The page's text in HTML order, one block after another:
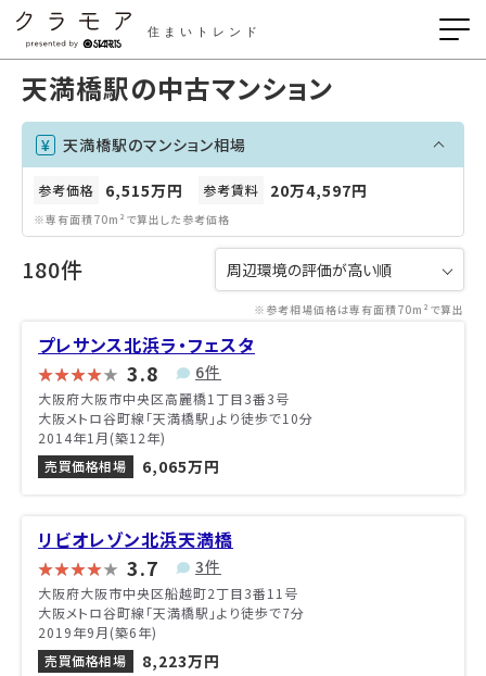
住まいトレンド
天満橋駅の中古マンション
天満橋駅のマンション相場
参考価格 6,515万円 参考賃料 20万4,597円
※専有面積70m²で算出した参考価格
180件
※参考相場価格は専有面積70m²で算出
プレサンス北浜ラ・フェスタ
3.8 6件
大阪府大阪市中央区高麗橋1丁目3番3号
大阪メトロ谷町線「天満橋駅」より徒歩で10分
2014年1月(築12年)
売買価格相場
6,065万円
リビオレゾン北浜天満橋
3.7 3件
大阪府大阪市中央区船越町2丁目3番11号
大阪メトロ谷町線「天満橋駅」より徒歩で7分
2019年9月(築6年)
売買価格相場
8,223万円